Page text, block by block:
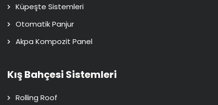
Küpeşte Sistemleri
Otomatik Panjur
Akpa Kompozit Panel
Kış Bahçesi Sistemleri
Rolling Roof